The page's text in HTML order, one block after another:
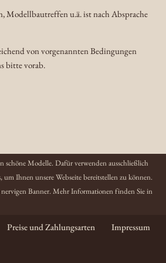
Modellbautreffen u.ä. ist nach Absprache
von vorgenannten Bedingungen
bitte vorab.
schöne Modelle. Dafür verwenden ausschließlich
Ihnen unsere Webseite bereitstellen zu können.
Banner. Mehr Informationen finden Sie in
Preise und Zahlungsarten
Impressum